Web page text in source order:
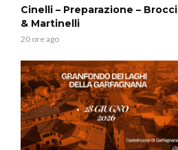
Cinelli – Preparazione – Brocci
& Martinelli
20 ore ago